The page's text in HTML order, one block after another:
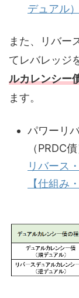
デュアル
また、リバー
てレバレッジ
ルカレンシー
ます。
パワーリ
（PRDC
リバース
【仕組み